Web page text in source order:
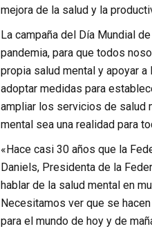
mejora de la salud y la
La campaña del Día Mundial
pandemia, para que todos
propia salud mental y apoyar
adoptar medidas para
ampliar los servicios de salud
mental sea una realidad para
«Hace casi 30 años que la
Daniels, Presidenta de la
hablar de la salud mental en
Necesitamos ver que se
para el mundo de hoy y de